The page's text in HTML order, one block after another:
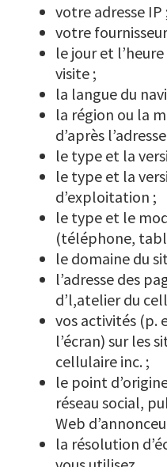
votre adresse IP
votre
le jour et
visite ;
la langue du
la région ou la
d’après
le type et la
le type et la
d’exploitation ;
le type et le
(téléphone,
le domaine du
l’adresse des
d’l,atelier du
vos activités (p.
l’écran) sur les
cellulaire inc. ;
le point
réseau social,
Web
la résolution